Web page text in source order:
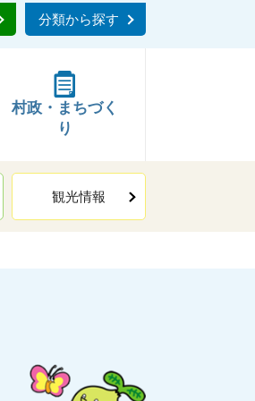
分類から探す
村政・まちづく
り
観光情報